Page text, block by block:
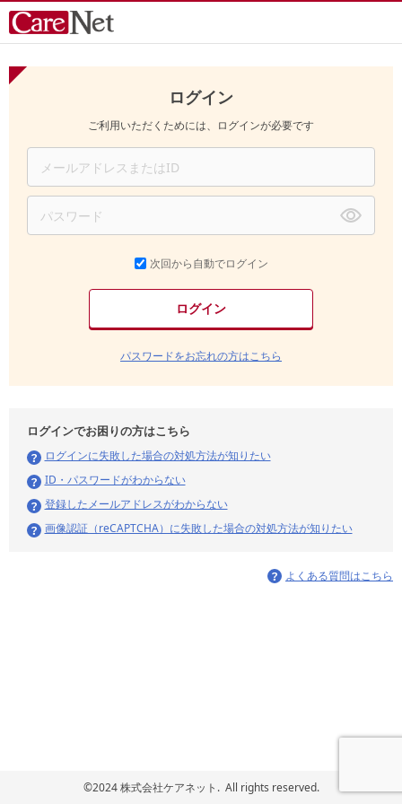
ログイン
ご利用いただくためには、ログインが必要です
次回から自動でログイン
パスワードをお忘れの方はこちら
ログインでお困りの方はこちら
ログインに失敗した場合の対処方法が知りたい
ID・パスワードがわからない
登録したメールアドレスがわからない
画像認証（reCAPTCHA）に失敗した場合の対処方法が知りたい
よくある質問はこちら
©2024 株式会社ケアネット. All rights reserved.